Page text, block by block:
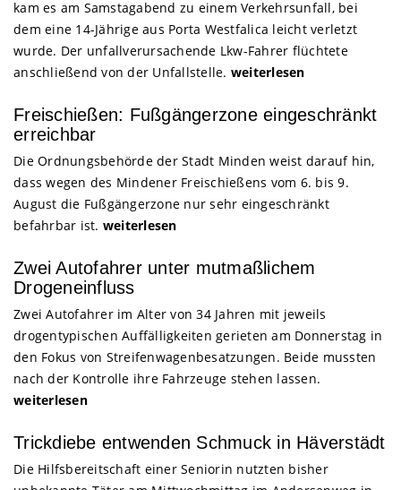
kam es am Samstagabend zu einem Verkehrsunfall, bei
dem eine 14-Jährige aus Porta Westfalica leicht verletzt
wurde. Der unfallverursachende Lkw-Fahrer flüchtete
anschließend von der Unfallstelle. weiterlesen
Freischießen: Fußgängerzone eingeschränkt
erreichbar
Die Ordnungsbehörde der Stadt Minden weist darauf hin,
dass wegen des Mindener Freischießens vom 6. bis 9.
August die Fußgängerzone nur sehr eingeschränkt
befahrbar ist. weiterlesen
Zwei Autofahrer unter mutmaßlichem
Drogeneinfluss
Zwei Autofahrer im Alter von 34 Jahren mit jeweils
drogentypischen Auffälligkeiten gerieten am Donnerstag in
den Fokus von Streifenwagenbesatzungen. Beide mussten
nach der Kontrolle ihre Fahrzeuge stehen lassen.
weiterlesen
Trickdiebe entwenden Schmuck in Häverstädt
Die Hilfsbereitschaft einer Seniorin nutzten bisher